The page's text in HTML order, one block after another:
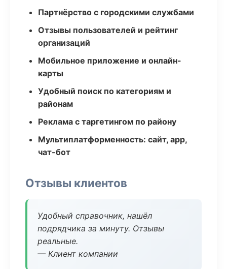
Партнёрство с городскими службами
Отзывы пользователей и рейтинг
организаций
Мобильное приложение и онлайн-
карты
Удобный поиск по категориям и
районам
Реклама с таргетингом по району
Мультиплатформенность: сайт, app,
чат-бот
Отзывы клиентов
Удобный справочник, нашёл
подрядчика за минуту. Отзывы
реальные.
— Клиент компании